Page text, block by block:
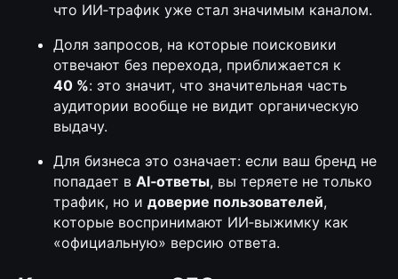
что ИИ‑трафик уже стал значимым каналом.
Доля запросов, на которые поисковики
отвечают без перехода, приближается к
40 %: это значит, что значительная часть
аудитории вообще не видит органическую
выдачу.
Для бизнеса это означает: если ваш бренд не
попадает в AI‑ответы, вы теряете не только
трафик, но и доверие пользователей,
которые воспринимают ИИ‑выжимку как
«официальную» версию ответа.